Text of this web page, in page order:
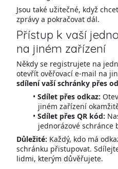
Jsou také užitečné, když
zprávy a pokračovat dál.
Přístup k vaší
na jiném zařízení
Někdy se registrujete na
otevřít ověřovací e-mail na
sdílení vaší schránky přes
Sdílet přes odkaz:
jiném zařízení
Sdílet přes QR kód:
jednorázové schránce
Důležité: Každý, kdo má
schránku přistupovat.
lidmi, kterým důvěřujete.